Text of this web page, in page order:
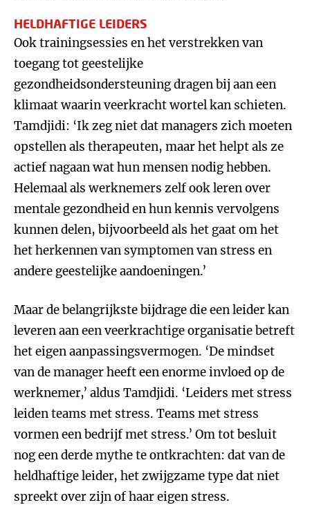
HELDHAFTIGE LEIDERS
Ook trainingsessies en het verstrekken van
toegang tot geestelijke
gezondheidsondersteuning dragen bij aan een
klimaat waarin veerkracht wortel kan schieten.
Tamdjidi: ‘Ik zeg niet dat managers zich moeten
opstellen als therapeuten, maar het helpt als ze
actief nagaan wat hun mensen nodig hebben.
Helemaal als werknemers zelf ook leren over
mentale gezondheid en hun kennis vervolgens
kunnen delen, bijvoorbeeld als het gaat om het
het herkennen van symptomen van stress en
andere geestelijke aandoeningen.’
Maar de belangrijkste bijdrage die een leider kan
leveren aan een veerkrachtige organisatie betreft
het eigen aanpassingsvermogen. ‘De mindset
van de manager heeft een enorme invloed op de
werknemer,’ aldus Tamdjidi. ‘Leiders met stress
leiden teams met stress. Teams met stress
vormen een bedrijf met stress.’ Om tot besluit
nog een derde mythe te ontkrachten: dat van de
heldhaftige leider, het zwijgzame type dat niet
spreekt over zijn of haar eigen stress.